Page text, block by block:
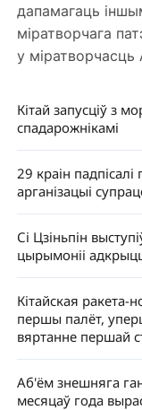
дапамагаць
міратворчага
у
Кітай запусціў з
спадарожнікамі
29 краін
арганізацыі
Сі Цзіньпін
цырымоніі
Кітайская ракета-
першы палёт,
вяртанне першай
Аб'ём знешняга
месяцаў года